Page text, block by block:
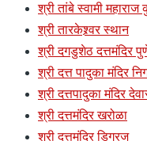
श्री तांबे स्वामी महाराज
श्री तारकेश्र्वर स्थान
श्री दगडुशेठ दत्तमंदिर
श्री दत्त पादुका मंदिर
श्री दत्तपादुका मंदिर
श्री दत्तमंदिर खरोळा
श्री दत्तमंदिर डिग्रज